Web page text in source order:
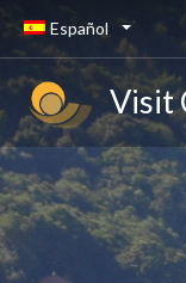
Español
Visit